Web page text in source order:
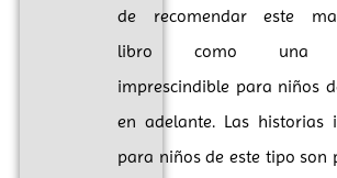
de recomendar este
libro como una
imprescindible para niños
en adelante. Las historias
para niños de este tipo son